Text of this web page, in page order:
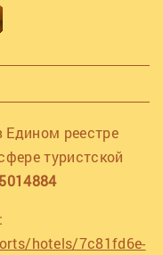
Едином реестре
туристской
hotels/7c81fd6e-